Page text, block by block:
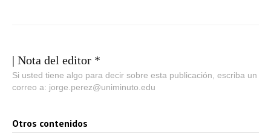
u
c
t
r
| Nota del editor *
Si usted tiene algo para decir sobre esta publicación, escriba un
correo a: jorge.perez@uniminuto.edu
Otros contenidos